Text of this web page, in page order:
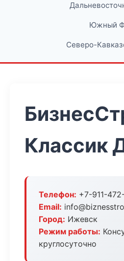
Южный
Северо-
Классик
Телефон: +7-911-
Email:
Город: Ижевск
Режим работы:
круглосуточно